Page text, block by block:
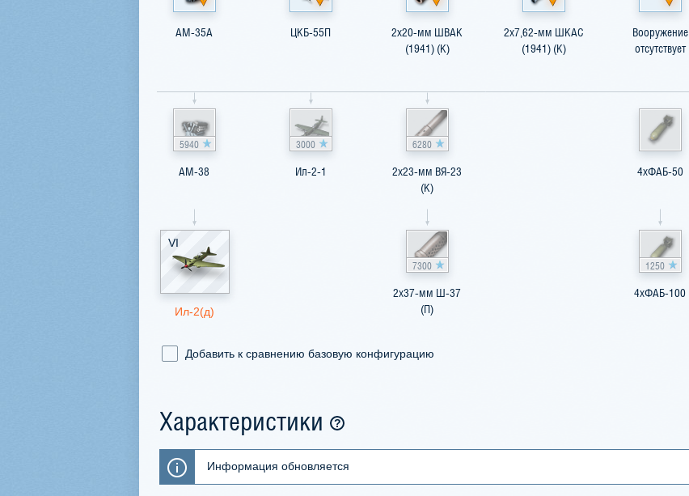
AM-35A
5940
AM-38
VI
Ил-2(д)
ЦКБ-55П
3000
Ил-2-1
2x20-мм ШВАК
(1941) (К)
6280
2x23-мм ВЯ-23
(К)
7300
2x37-мм Ш-37
(П)
2x7,62-мм ШКАС
(1941) (К)
Вооружение
отсутствует
4xФАБ-50
1250
4xФАБ-100
Добавить к сравнению базовую конфигурацию
Характеристики
Информация обновляется